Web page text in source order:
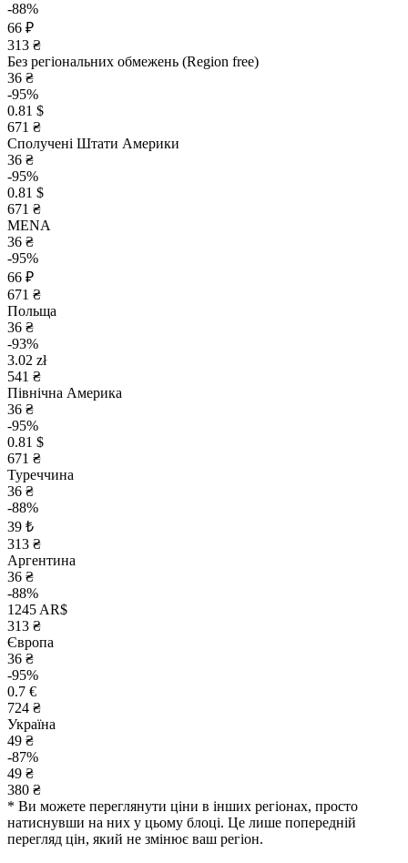
-88%
66 ₽
313 ₴
Без регіональних обмежень (Region free)
36 ₴
-95%
0.81 $
671 ₴
Сполучені Штати Америки
36 ₴
-95%
0.81 $
671 ₴
MENA
36 ₴
-95%
66 ₽
671 ₴
Польща
36 ₴
-93%
3.02 zł
541 ₴
Північна Америка
36 ₴
-95%
0.81 $
671 ₴
Туреччина
36 ₴
-88%
39 ₺
313 ₴
Аргентина
36 ₴
-88%
1245 AR$
313 ₴
Європа
36 ₴
-95%
0.7 €
724 ₴
Україна
49 ₴
-87%
49 ₴
380 ₴
* Ви можете переглянути ціни в інших регіонах, просто
натиснувши на них у цьому блоці. Це лише попередній
перегляд цін, який не змінює ваш регіон.